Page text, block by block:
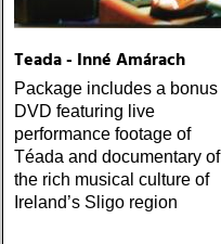
Teada - Inné Amárach
Package includes a bonus
DVD featuring live
performance footage of
Téada and documentary of
the rich musical culture of
Ireland’s Sligo region